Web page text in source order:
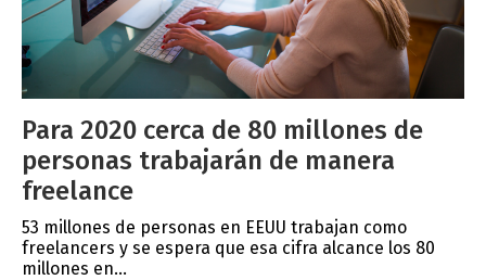
Para 2020 cerca de 80 millones de
personas trabajarán de manera
freelance
53 millones de personas en EEUU trabajan como
freelancers y se espera que esa cifra alcance los 80
millones en...